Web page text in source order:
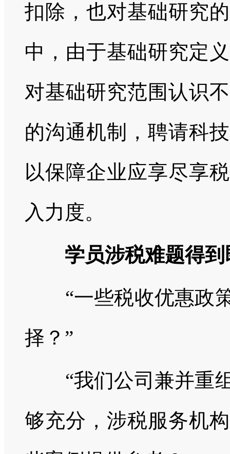
扣除，也对基础研究
中，由于基础研究定
对基础研究范围认识
的沟通机制，聘请科
以保障企业应享尽享
入力度。
学员涉税难题得
“一些税收优惠政策
择？”
“我们公司兼并重组
够充分，涉税服务机